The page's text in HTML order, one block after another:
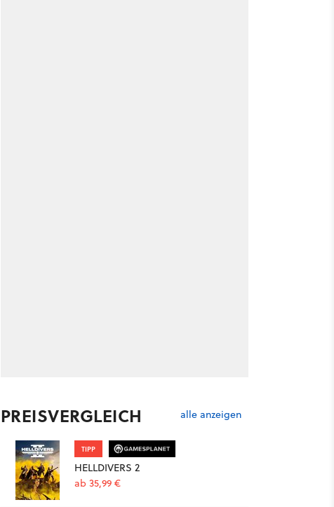
PREISVERGLEICH alle anzeigen
TIPP
HELLDIVERS 2
ab 35,99 €